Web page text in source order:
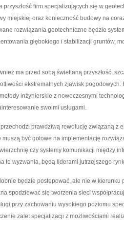
firm specjalizujących się w
miejskiej oraz konieczność budowy na
rozwiązania geotechniczne będzie
głębokiego i stabilizacji gruntów,
ma przed sobą świetlaną przyszłość,
ekstremalnych zjawisk
inżynierskie z nowoczesnymi
swoimi usługami.
prawdziwą rewolucję związaną z
być gotowe na implementację
czy systemy komunikacji między
te wyzwania, będą liderami jutrzejszego
będzie postępować, ale nie w
spodziewać się tworzenia sieci
przy zachowaniu wysokiego poziomu
zalet specjalizacji z możliwościami